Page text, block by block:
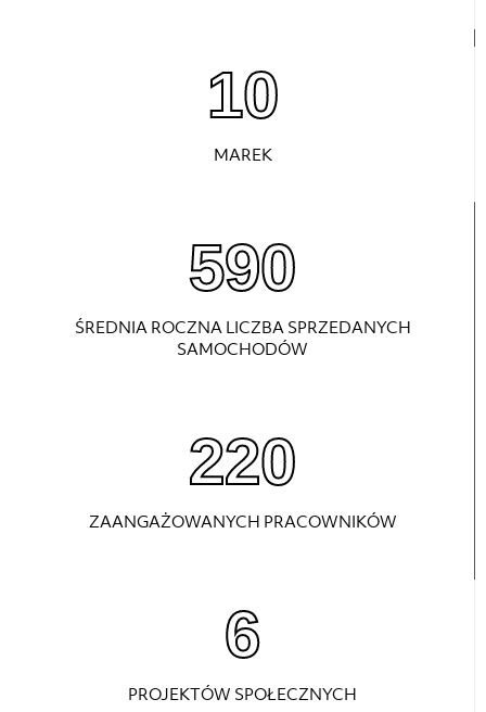
10
MAREK
800
ŚREDNIA ROCZNA LICZBA SPRZEDANYCH
SAMOCHODÓW
220
ZAANGAŻOWANYCH PRACOWNIKÓW
6
PROJEKTÓW SPOŁECZNYCH